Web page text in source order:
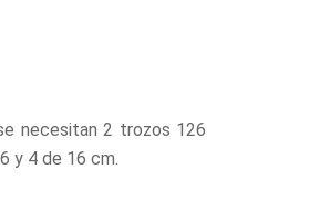
necesitan 2 trozos 126
y 4 de 16 cm.